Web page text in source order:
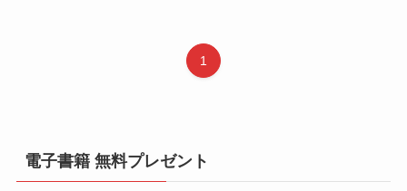
1
電子書籍 無料プレゼント